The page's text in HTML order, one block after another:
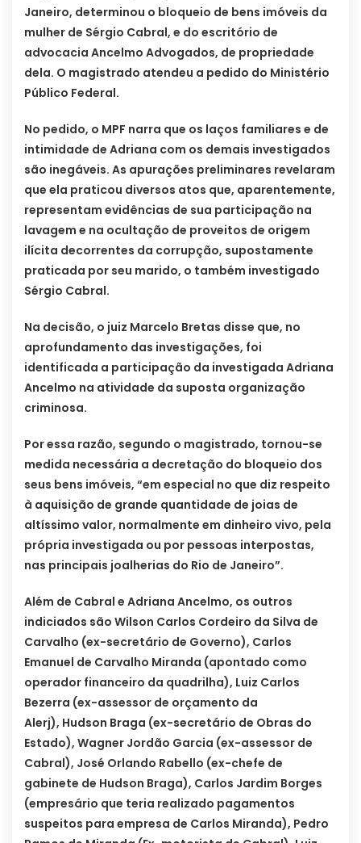
Janeiro, determinou o bloqueio de bens imóveis da
mulher de Sérgio Cabral, e do escritório de
advocacia Ancelmo Advogados, de propriedade
dela. O magistrado atendeu a pedido do Ministério
Público Federal.
No pedido, o MPF narra que os laços familiares e de
intimidade de Adriana com os demais investigados
são inegáveis. As apurações preliminares revelaram
que ela praticou diversos atos que, aparentemente,
representam evidências de sua participação na
lavagem e na ocultação de proveitos de origem
ilícita decorrentes da corrupção, supostamente
praticada por seu marido, o também investigado
Sérgio Cabral.
Na decisão, o juiz Marcelo Bretas disse que, no
aprofundamento das investigações, foi
identificada a participação da investigada Adriana
Ancelmo na atividade da suposta organização
criminosa.
Por essa razão, segundo o magistrado, tornou-se
medida necessária a decretação do bloqueio dos
seus bens imóveis, “em especial no que diz respeito
à aquisição de grande quantidade de joias de
altíssimo valor, normalmente em dinheiro vivo, pela
própria investigada ou por pessoas interpostas,
nas principais joalherias do Rio de Janeiro”.
Além de Cabral e Adriana Ancelmo, os outros
indiciados são Wilson Carlos Cordeiro da Silva de
Carvalho (ex-secretário de Governo), Carlos
Emanuel de Carvalho Miranda (apontado como
operador financeiro da quadrilha), Luiz Carlos
Bezerra (ex-assessor de orçamento da
Alerj), Hudson Braga (ex-secretário de Obras do
Estado), Wagner Jordão Garcia (ex-assessor de
Cabral), José Orlando Rabello (ex-chefe de
gabinete de Hudson Braga), Carlos Jardim Borges
(empresário que teria realizado pagamentos
suspeitos para empresa de Carlos Miranda), Pedro